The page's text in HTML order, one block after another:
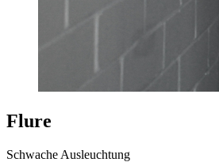
Flure
Schwache Ausleuchtung